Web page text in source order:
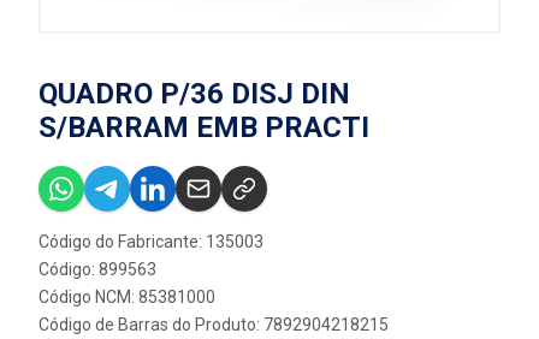
QUADRO P/36 DISJ DIN
S/BARRAM EMB PRACTI
Código do Fabricante: 135003
Código: 899563
Código NCM: 85381000
Código de Barras do Produto: 7892904218215